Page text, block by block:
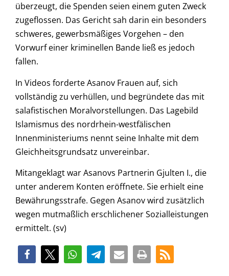
überzeugt, die Spenden seien einem guten Zweck
zugeflossen. Das Gericht sah darin ein besonders
schweres, gewerbsmäßiges Vorgehen – den
Vorwurf einer kriminellen Bande ließ es jedoch
fallen.
In Videos forderte Asanov Frauen auf, sich
vollständig zu verhüllen, und begründete das mit
salafistischen Moralvorstellungen. Das Lagebild
Islamismus des nordrhein-westfälischen
Innenministeriums nennt seine Inhalte mit dem
Gleichheitsgrundsatz unvereinbar.
Mitangeklagt war Asanovs Partnerin Gjulten I., die
unter anderem Konten eröffnete. Sie erhielt eine
Bewährungsstrafe. Gegen Asanov wird zusätzlich
wegen mutmaßlich erschlichener Sozialleistungen
ermittelt. (sv)